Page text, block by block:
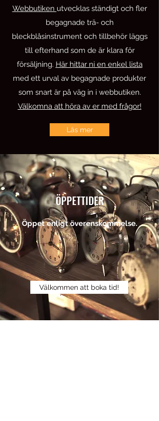
Webbutiken utvecklas ständigt och fler
begagnade trä- och
bleckblåsinstrument och tillbehör läggs
till efterhand som de är klara för
försäljning. Här hittar ni en enkel lista
med ett urval av begagnade produkter
som snart är på väg in i webbutiken.
Välkomna att höra av er med frågor!
Läs mer
ÖPPETTIDER
Öppet enligt överenskommelse.
Välkommen att boka tid!